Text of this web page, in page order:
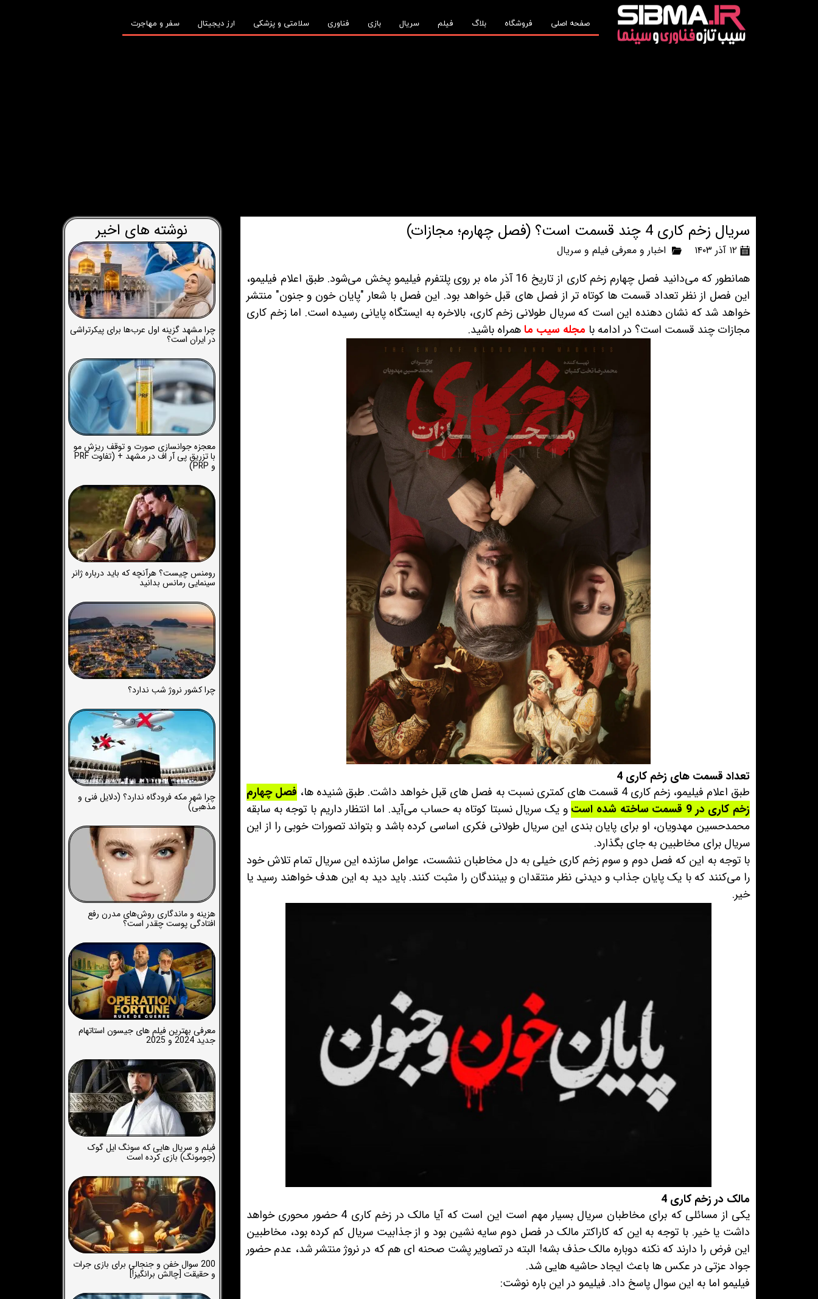
صفحه اصلی فروشگاه بلاگ فیلم سریال بازی فناوری سلامتی و پزشکی ارز دیجیتال سفر و مهاجرت
سریال زخم کاری 4 چند قسمت است؟ (فصل چهارم؛ مجازات)
۱۲ آذر ۱۴۰۳ اخبار و معرفی فیلم و سریال
همانطور که می‌دانید فصل چهارم زخم کاری از تاریخ 16 آذر ماه بر روی پلتفرم فیلیمو پخش می‌شود. طبق اعلام فیلیمو،
این فصل از نظر تعداد قسمت ها کوتاه تر از فصل های قبل خواهد بود. این فصل با شعار "پایان خون و جنون" منتشر
خواهد شد که نشان دهنده این است که سریال طولانی زخم کاری، بالاخره به ایستگاه پایانی رسیده است. اما زخم کاری
مجازات چند قسمت است؟ در ادامه با مجله سیب ماهمراه باشید.
تعداد قسمت های زخم کاری 4
طبق اعلام فیلیمو، زخم کاری 4 قسمت های کمتری نسبت به فصل های قبل خواهد داشت. طبق شنیده ها،
فصل چهارم
زخم کاری در 9 قسمت ساخته شده است
و یک سریال نسبتا کوتاه به حساب می‌آید. اما انتظار داریم با توجه به سابقه
محمدحسین مهدویان، او برای پایان بندی این سریال طولانی فکری اساسی کرده باشد و بتواند تصورات خوبی را از این
سریال برای مخاطبین به جای بگذارد.
با توجه به این که فصل دوم و سوم زخم کاری خیلی به دل مخاطبان ننشست، عوامل سازنده این سریال تمام تلاش خود
را می‌کنند که با یک پایان جذاب و دیدنی نظر منتقدان و بینندگان را مثبت کنند. باید دید به این هدف خواهند رسید یا
خیر.
مالک در زخم کاری 4
یکی از مسائلی که برای مخاطبان سریال بسیار مهم است این است که آیا مالک در زخم کاری 4 حضور محوری خواهد
داشت یا خیر. با توجه به این که کاراکتر مالک در فصل دوم سایه نشین بود و از جذابیت سریال کم کرده بود، مخاطبین
این فرض را دارند که نکنه دوباره مالک حذف بشه! البته در تصاویر پشت صحنه ای هم که در نروژ منتشر شد، عدم حضور
جواد عزتی در عکس ها باعث ایجاد حاشیه هایی شد.
فیلیمو اما به این سوال پاسخ داد. فیلیمو در این باره نوشت:
نوشته های اخیر
چرا مشهد گزینه اول عرب‌ها برای پیکرتراشی
در ایران است؟
معجزه جوانسازی صورت و توقف ریزش مو
با تزریق پی آر اف در مشهد + (تفاوت PRF
و PRP)
رومنس چیست؟ هرآنچه که باید درباره ژانر
سینمایی رمانس بدانید
چرا کشور نروژ شب ندارد؟
چرا شهر مکه فرودگاه ندارد؟ (دلایل فنی و
مذهبی)
هزینه و ماندگاری روش‌های مدرن رفع
افتادگی پوست چقدر است؟
معرفی بهترین فیلم های جیسون استاتهام
جدید 2024 و 2025
فیلم و سریال هایی که سونگ ایل گوک
(جومونگ) بازی کرده است
200 سوال خفن و جنجالی برای بازی جرات
و حقیقت [چالش برانگیز!]